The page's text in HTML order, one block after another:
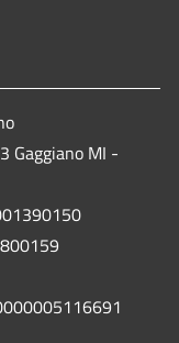
Gaggiano MI -